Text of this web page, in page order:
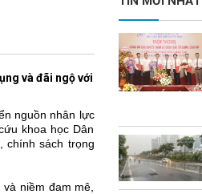
và đãi ngộ với
nguồn nhân lực
khoa học Dân
chính sách trọng
niềm đam mê,